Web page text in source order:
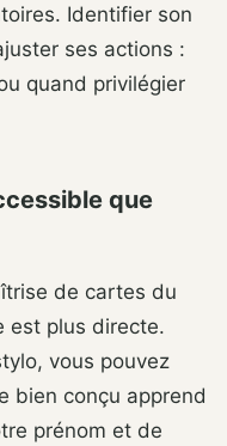
Identifier son
ses actions :
quand privilégier
que
de cartes du
est plus directe.
vous pouvez
bien conçu apprend
prénom et de